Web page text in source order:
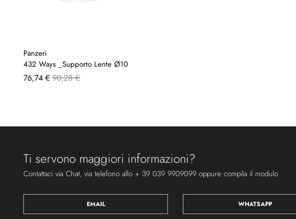
Panzeri
432 Ways _Supporto Lente Ø10
A
76,74 € 90,28 €
Ti servono maggiori informazioni?
Contattaci via Chat, via telefono allo + 39 039 9909099 oppure compila il modulo
EMAIL WHATSAPP